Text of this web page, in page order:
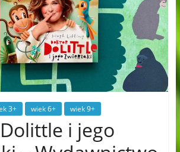
3+ wiek 6+ wiek 9+
i jego